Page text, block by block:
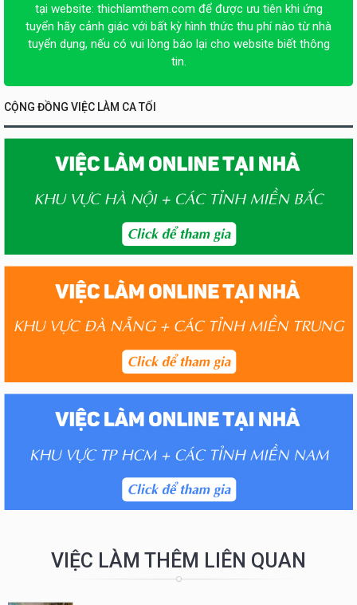
tại website: thichlamthem.com để được ưu tiên khi ứng
tuyển hãy cảnh giác với bất kỳ hình thức thu phí nào từ nhà
tuyển dụng, nếu có vui lòng báo lại cho website biết thông
tin.
CỘNG ĐỒNG VIỆC LÀM CA TỐI
VIỆC LÀM THÊM LIÊN QUAN